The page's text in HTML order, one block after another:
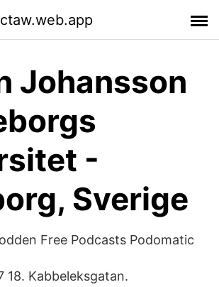
Johansson
-
Sverige
Free Podcasts Podomatic
18. Kabbeleksgatan.